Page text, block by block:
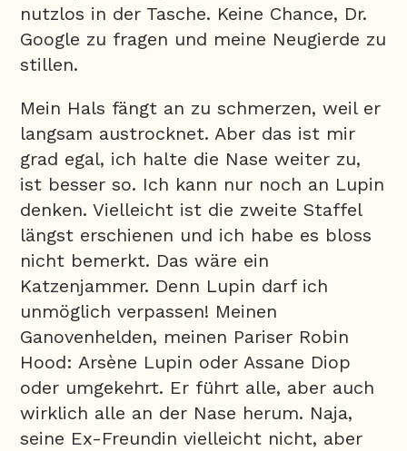
nutzlos in der Tasche. Keine Chance, Dr.
Google zu fragen und meine Neugierde zu
stillen.
Mein Hals fängt an zu schmerzen, weil er
langsam austrocknet. Aber das ist mir
grad egal, ich halte die Nase weiter zu,
ist besser so. Ich kann nur noch an Lupin
denken. Vielleicht ist die zweite Staffel
längst erschienen und ich habe es bloss
nicht bemerkt. Das wäre ein
Katzenjammer. Denn Lupin darf ich
unmöglich verpassen! Meinen
Ganovenhelden, meinen Pariser Robin
Hood: Arsène Lupin oder Assane Diop
oder umgekehrt. Er führt alle, aber auch
wirklich alle an der Nase herum. Naja,
seine Ex-Freundin vielleicht nicht, aber